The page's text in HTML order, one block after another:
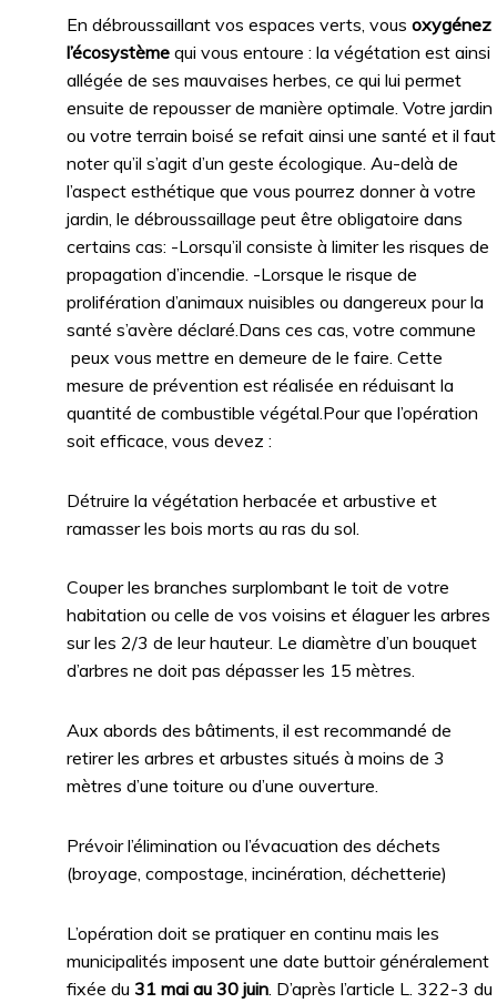
En débroussaillant vos espaces verts, vous oxygénez
l’écosystème qui vous entoure : la végétation est ainsi
allégée de ses mauvaises herbes, ce qui lui permet
ensuite de repousser de manière optimale. Votre jardin
ou votre terrain boisé se refait ainsi une santé et il faut
noter qu’il s’agit d’un geste écologique. Au-delà de
l’aspect esthétique que vous pourrez donner à votre
jardin, le débroussaillage peut être obligatoire dans
certains cas: -Lorsqu’il consiste à limiter les risques de
propagation d’incendie. -Lorsque le risque de
prolifération d’animaux nuisibles ou dangereux pour la
santé s’avère déclaré.Dans ces cas, votre commune
peux vous mettre en demeure de le faire. Cette
mesure de prévention est réalisée en réduisant la
quantité de combustible végétal.Pour que l’opération
soit efficace, vous devez :
Détruire la végétation herbacée et arbustive et
ramasser les bois morts au ras du sol.
Couper les branches surplombant le toit de votre
habitation ou celle de vos voisins et élaguer les arbres
sur les 2/3 de leur hauteur. Le diamètre d’un bouquet
d’arbres ne doit pas dépasser les 15 mètres.
Aux abords des bâtiments, il est recommandé de
retirer les arbres et arbustes situés à moins de 3
mètres d’une toiture ou d’une ouverture.
Prévoir l’élimination ou l’évacuation des déchets
(broyage, compostage, incinération, déchetterie)
L’opération doit se pratiquer en continu mais les
municipalités imposent une date buttoir généralement
fixée du 31 mai au 30 juin . D’après l’article L. 322-3 du